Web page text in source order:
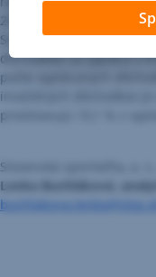
25,4 %). Aktuálna výška
Sociálnej poisťovne na
dôchodkov sa vypláca v
počte vyplácaných
invalidných dôchodkov je
predstavujú 10,1 % z
Slovenská sporiteľňa, a.
Lenka Buchláková,
buchlakova.lenka@slsp.sk